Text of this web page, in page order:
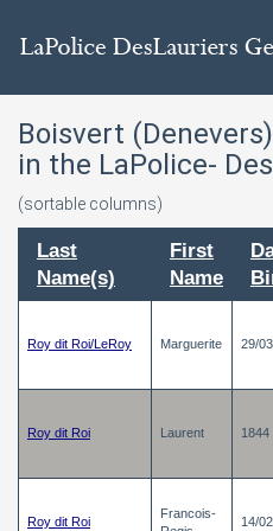
Boisvert
in the LaPolice-
(sortable columns)
Last
Name(s)
First
Name
Roy dit Roi/LeRoy Marguerite 29/
Roy dit Roi Laurent 1844
Roy dit Roi
Francois-
14/